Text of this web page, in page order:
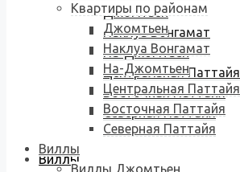
Джомтьен
Наклуа Вонгамат
На-Джомтьен
Центральная Паттайя
Восточная Паттайя
Северная Паттайя
Виллы
Квартиры по районам
Джомтьен
Наклуа Вонгамат
На-Джомтьен
Центральная Паттайя
Восточная Паттайя
Северная Паттайя
Виллы
Виллы Джомтьен